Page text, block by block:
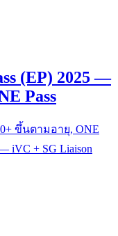
(EP) 2025 —
Pass
ขึ้นตามอายุ, ONE
iVC + SG Liaison